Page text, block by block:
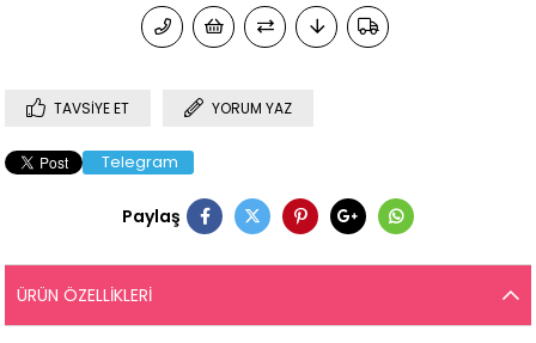
TAVSIYE ET YORUM YAZ
Telegram
Paylaş
ÜRÜN ÖZELLIKLERI